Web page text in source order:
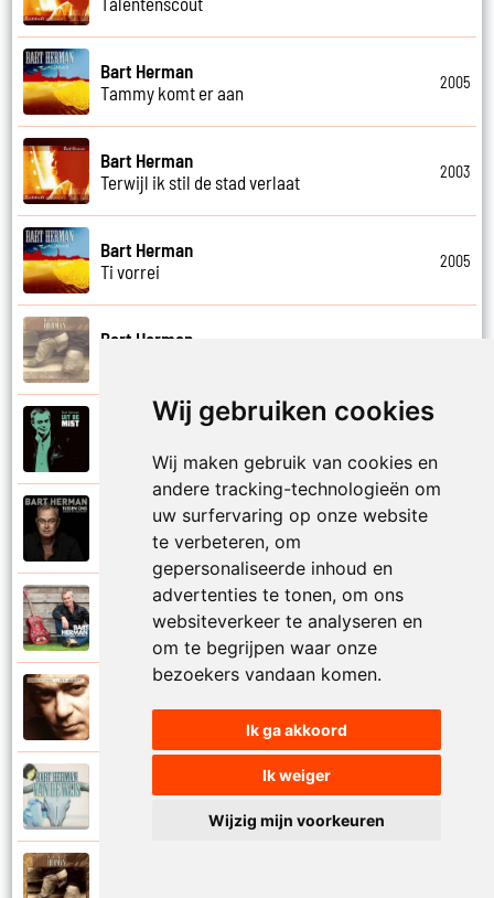
Wij gebruiken cookies
Wij maken gebruik van cookies en
andere tracking-technologieën om
uw surfervaring op onze website
te verbeteren, om
gepersonaliseerde inhoud en
advertenties te tonen, om ons
websiteverkeer te analyseren en
om te begrijpen waar onze
bezoekers vandaan komen.
Ik ga akkoord
Ik weiger
Wijzig mijn voorkeuren
Bart Herman
Tammy komt er aan
2005
Bart Herman
Terwijl ik stil de stad verlaat
2003
Bart Herman
Ti vorrei
2005
Bart Herman
Bart Herman
Tussen de oren
Bart Herman
Tussen ons
Bart Herman
Valentijn
2002
2006